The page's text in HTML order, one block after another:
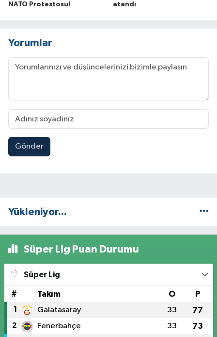
NATO Protestosu! atandı
Yorumlar
Gönder
Yükleniyor...
Süper Lig Puan Durumu
Süper Lig
# Takım O P
1 Galatasaray 33 77
2 Fenerbahçe 33 73